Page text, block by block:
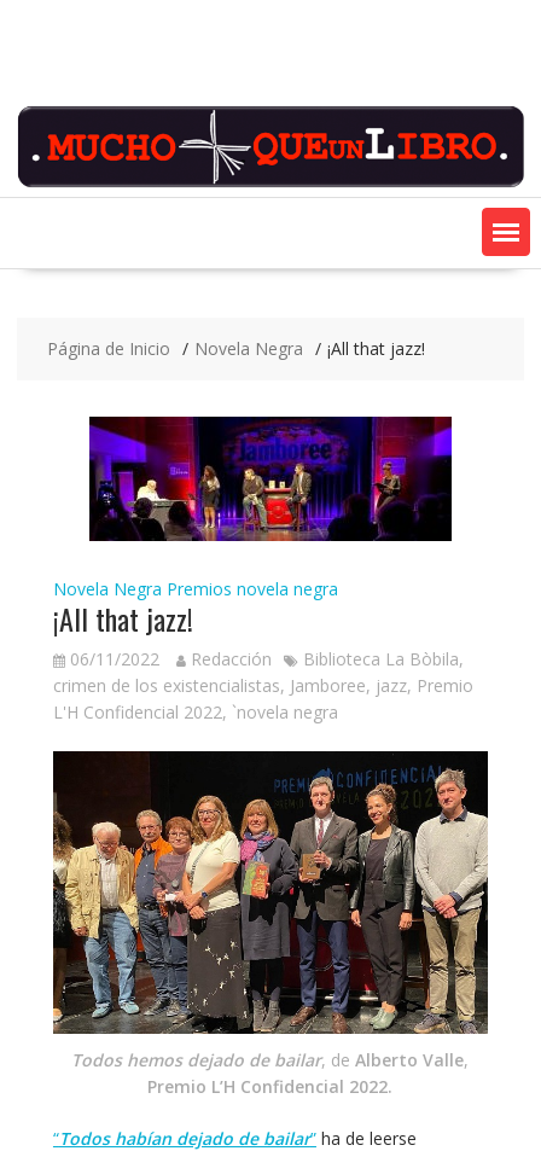
Página de Inicio Novela Negra ¡All that jazz!
Novela Negra Premios novela negra
¡All that jazz!
06/11/2022 Redacción Biblioteca La Bòbila,
crimen de los existencialistas, Jamboree, jazz, Premio
L'H Confidencial 2022, `novela negra
Todos hemos dejado de bailar, deAlberto Valle,
Premio L’H Confidencial 2022.
“Todos habían dejado de bailar”ha de leerse